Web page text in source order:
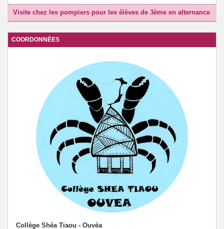
Visite chez les pompiers pour les élèves de 3ème en alternance
COORDONNÉES
Collège Shéa Tiaou - Ouvéa